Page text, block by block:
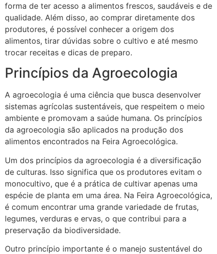
forma de ter acesso a alimentos frescos, saudáveis e de
qualidade. Além disso, ao comprar diretamente dos
produtores, é possível conhecer a origem dos
alimentos, tirar dúvidas sobre o cultivo e até mesmo
trocar receitas e dicas de preparo.
Princípios da Agroecologia
A agroecologia é uma ciência que busca desenvolver
sistemas agrícolas sustentáveis, que respeitem o meio
ambiente e promovam a saúde humana. Os princípios
da agroecologia são aplicados na produção dos
alimentos encontrados na Feira Agroecológica.
Um dos princípios da agroecologia é a diversificação
de culturas. Isso significa que os produtores evitam o
monocultivo, que é a prática de cultivar apenas uma
espécie de planta em uma área. Na Feira Agroecológica,
é comum encontrar uma grande variedade de frutas,
legumes, verduras e ervas, o que contribui para a
preservação da biodiversidade.
Outro princípio importante é o manejo sustentável do